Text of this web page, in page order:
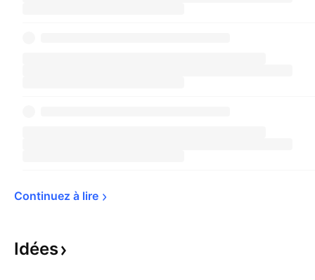
Continuez à lire
Idées